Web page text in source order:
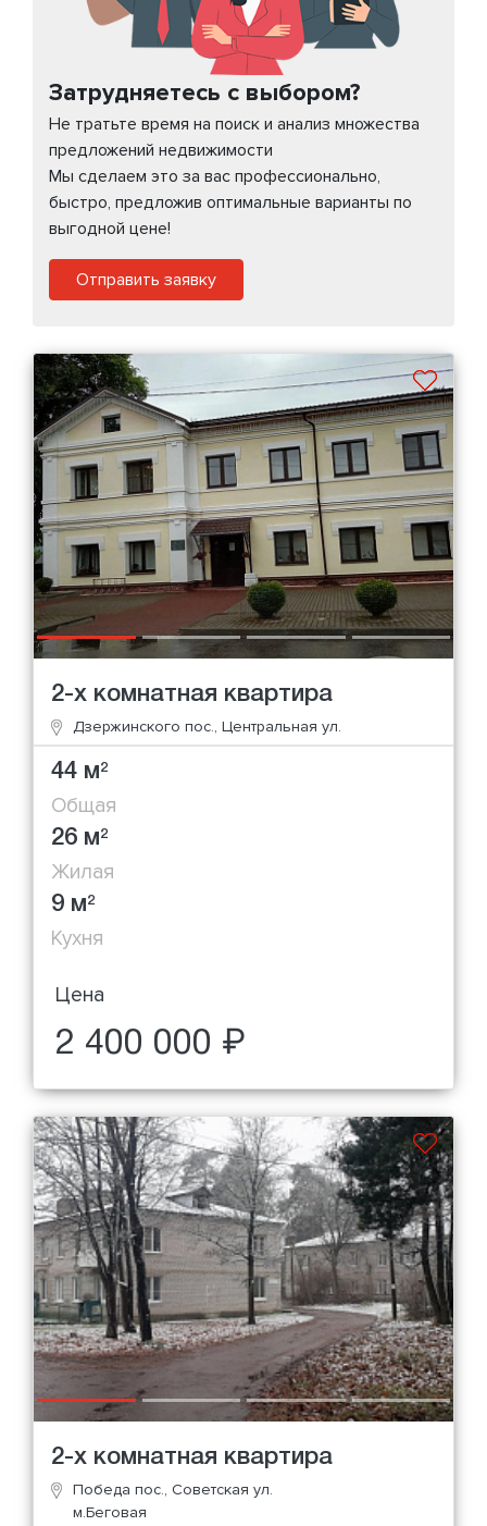
Затрудняетесь с выбором?
Не тратьте время на поиск и анализ множества
предложений недвижимости
Мы сделаем это за вас профессионально,
быстро, предложив оптимальные варианты по
выгодной цене!
Отправить заявку
2-х комнатная квартира
Дзержинского пос., Центральная ул.
44 м2
Общая
26 м2
Жилая
9 м2
Кухня
Цена
2 400 000 ₽
2-х комнатная квартира
Победа пос., Советская ул.
м.Беговая